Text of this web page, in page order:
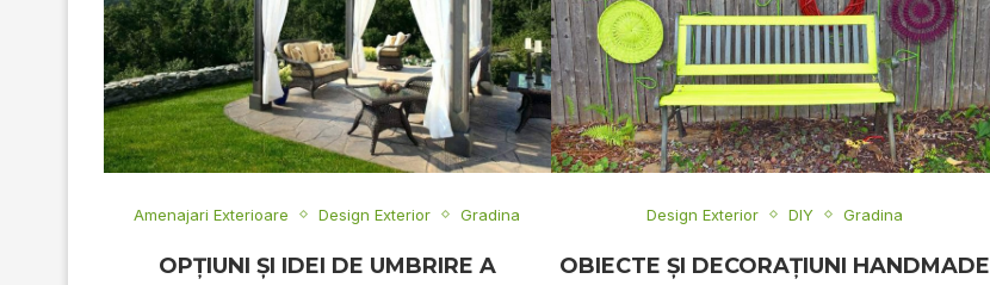
Amenajari Exterioare Design Exterior Gradina
OPȚIUNI ȘI IDEI DE UMBRIRE A
Design Exterior DIY Gradina
OBIECTE ŞI DECORAŢIUNI HANDMADE